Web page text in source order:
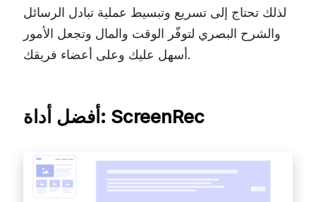
لذلك تحتاج إلى تسريع وتبسيط عملية تبادل الرسائل
والشرح البصري لتوفّر الوقت والمال وتجعل الأمور
أسهل عليك وعلى أعضاء فريقك.
أفضل أداة: ScreenRec